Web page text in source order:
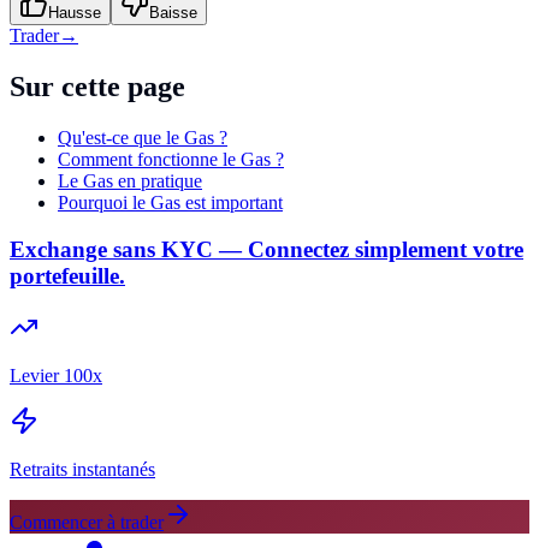
Hausse Baisse
Trader→
Sur cette page
Qu'est-ce que le Gas ?
Comment fonctionne le Gas ?
Le Gas en pratique
Pourquoi le Gas est important
Exchange sans KYC — Connectez simplement votre
portefeuille.
Levier 100x
Retraits instantanés
Commencer à trader